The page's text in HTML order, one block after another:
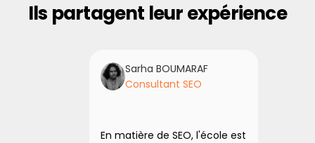
Ils partagent leur expérience
Sarha BOUMARAF
Consultant SEO
En matière de SEO, l'école est